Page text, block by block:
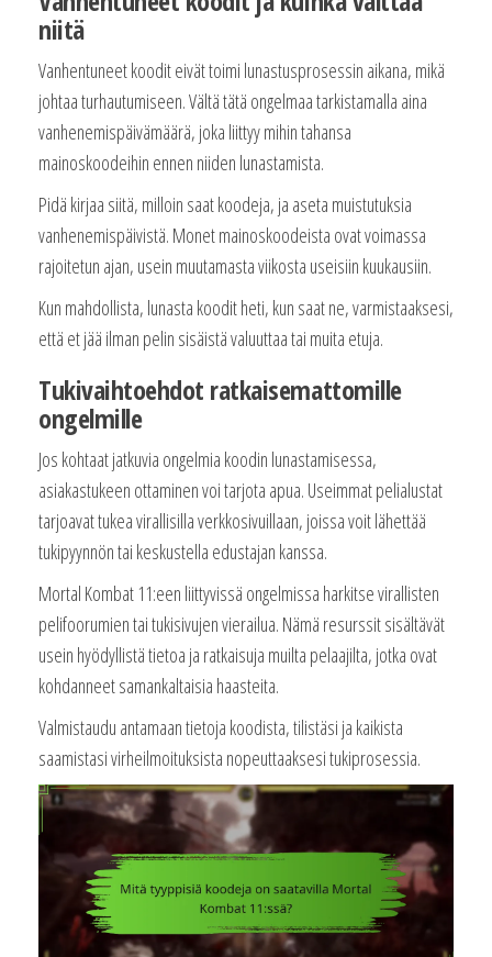
niitä
Vanhentuneet koodit eivät toimi lunastusprosessin aikana, mikä
johtaa turhautumiseen. Vältä tätä ongelmaa tarkistamalla aina
vanhenemispäivämäärä, joka liittyy mihin tahansa
mainoskoodeihin ennen niiden lunastamista.
Pidä kirjaa siitä, milloin saat koodeja, ja aseta muistutuksia
vanhenemispäivistä. Monet mainoskoodeista ovat voimassa
rajoitetun ajan, usein muutamasta viikosta useisiin kuukausiin.
Kun mahdollista, lunasta koodit heti, kun saat ne, varmistaaksesi,
että et jää ilman pelin sisäistä valuuttaa tai muita etuja.
Tukivaihtoehdot ratkaisemattomille
ongelmille
Jos kohtaat jatkuvia ongelmia koodin lunastamisessa,
asiakastukeen ottaminen voi tarjota apua. Useimmat pelialustat
tarjoavat tukea virallisilla verkkosivuillaan, joissa voit lähettää
tukipyynnön tai keskustella edustajan kanssa.
Mortal Kombat 11:een liittyvissä ongelmissa harkitse virallisten
pelifoorumien tai tukisivujen vierailua. Nämä resurssit sisältävät
usein hyödyllistä tietoa ja ratkaisuja muilta pelaajilta, jotka ovat
kohdanneet samankaltaisia haasteita.
Valmistaudu antamaan tietoja koodista, tilistäsi ja kaikista
saamistasi virheilmoituksista nopeuttaaksesi tukiprosessia.